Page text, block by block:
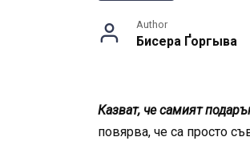
Author
Бисера Ґоргыва
Казват, че самият
повярва, че са просто